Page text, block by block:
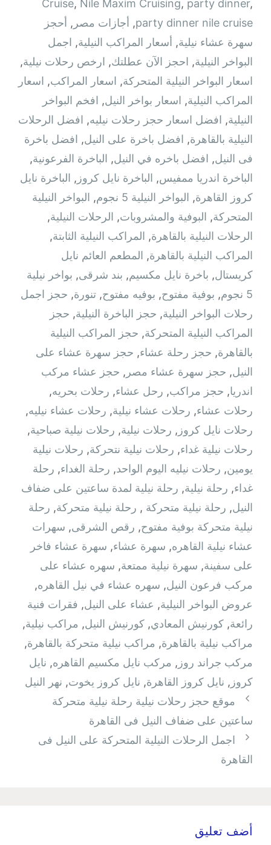
Cruise, Nile Maxim Cruising, party dinner,
party dinner nile cruise
, أجازات مصر , أحجز
سهرة عشاء نيلية, أسعار المراكب النيلية, اجمل
البواخر النيلية, احجز الآن عطلتك, ارخص رحلات نيلية,
اسعار البواخر النيلية المتحركة, اسعار المراكب, اسعار
المراكب النيلية, اسعار بواخر النيل, افخم البواخر
النيلية, افضل اسعار حجز رحلات نيليه, افضل الرحلات
النيلية بالقاهرة, افضل باخرة على النيل, افضل باخرة
فى النيل, افضل باخره في النيل, الباخرة الفرعونية,
الباخرة اندريا ممفيس, الباخرة نايل كروز , الباخرة نايل
كروز القاهرة, البواخر النيلية 5 نجوم , البواخر النيلية
المتحركة, البوفية والمشروبات, الرحلات النيلية,
الرحلات النيلية بالقاهرة, المراكب النيلية الثابتة,
المراكب النيلية بالقاهرة, المطعم العائم نايل
كريستال, باخرة نايل مكسيم, بند شرقى, بواخر نيلية
5 نجوم
, بوفية مفتوح, بوفيه مفتوح, تنورة, حجز اجمل
رحلات البواخر النيلية, حجز الباخرة النيلية, حجز
المراكب النيلية المتحركة, حجز المراكب النيلية
بالقاهرة, حجز رحلة عشاء, حجز سهرة عشاء على
النيل, حجز سهرة عشاء مصر , حجز عشاء مركب
اندريا, حجز مراكب, رحل عشاء, رحلات بحريه,
رحلات عشاء, رحلات عشاء نيلية, رحلات عشاء نيليه,
رحلات نايل كروز , رحلات نيلية, رحلات نيلية صباحية,
رحلات نيلية غداء, رحلات نيلية نتحركة, رحلات نيلية
يومين, رحلات نيليه اليوم الواحد, رحلة الغداء, رحلة
غداء, رحلة نيلية, رحلة نيلية لمدة ساعتين على ضفاف
النيل, رحلة نيلية متحركة ‫ , رحلة نيلية متحركة, رحلة
نيلية متحركة بوفية مفتوح, رقص الشرقى, سهرات
عشاء نيلية القاهره, سهرة عشاء, سهرة عشاء فاخر
على سفينة, سهرة نيلية ممتعة, سهره عشاء على
مركب فرعون النيل, سهره عشاء في نيل القاهره‏,
عروض البواخر النيلية, عشاء على النيل, فقرات فنية
رائعة, كورنيش المعادي, كورنيش النيل, مراكب نيلية,
مراكب نيلية بالقاهرة, مراكب نيلية متحركة بالقاهرة,
مركب جراند روز , مركب نايل مكسيم القاهره, نايل
كروز , نايل كروز القاهرة, نايل كروز يخوت, نهر النيل
موقع حجز رحلات نيلية رحلة نيلية متحركة
ساعتين على ضفاف النيل فى القاهرة
اجمل الرحلات النيلية المتحركة على النيل فى
القاهرة
أضف تعليق